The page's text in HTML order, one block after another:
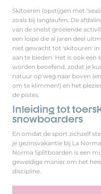
Skitoeren (opstijgen met
zoals bij langlaufen. De
van de snelst groeiende
een loipe die al jaren deel
niet gewacht tot 'skitouren'
aan te bieden. Het is ook een
worden beoefend, zodat je
natuur op weg naar boven
om te klimmen!) en het
de pistes.
Inleiding tot
snowboarders
En omdat de sport zichzelf
je gezinsvakantie bij La
Norma Splitboarden is een
geweldige manier om het
discipline.